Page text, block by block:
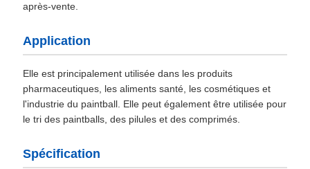
après-vente.
Application
Elle est principalement utilisée dans les produits
pharmaceutiques, les aliments santé, les cosmétiques et
l'industrie du paintball. Elle peut également être utilisée pour
le tri des paintballs, des pilules et des comprimés.
Spécification